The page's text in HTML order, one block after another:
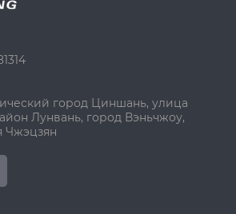
город Циншань, улица
Лунвань, город Вэньчжоу,
Чжэцзян